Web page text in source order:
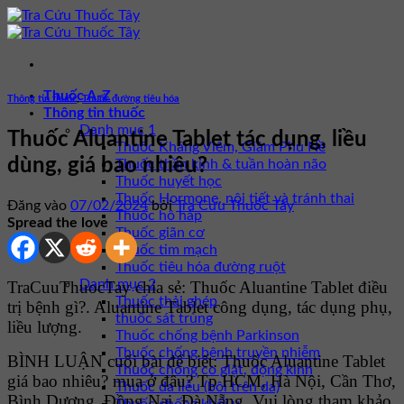
Bỏ
qua
dung
Thuốc A-Z
Thông tin thuốc
Danh mục 1
Thuốc Kháng Viêm, Giảm Phù Nề
Thuốc thần kinh & tuần hoàn não
Thuốc huyết học
Thuốc Hormone, nội tiết và tránh thai
Thuốc hô hấp
Thuốc giãn cơ
Thuốc tim mạch
Thuốc tiêu hóa đường ruột
Danh mục 2
Thuốc thải ghép
thuốc sát trùng
Thuốc chống bệnh Parkinson
Thuốc chống bệnh truyền nhiễm
Thuốc chống co giật, động kinh
Thuốc da liễu (bôi trên da)
Thông tin thuốc,Thuốc đường tiêu hóa
Thuốc Aluantine Tablet tác dụng, liều
dùng, giá bao nhiêu?
Đăng vào 07/02/2024 bởiTra Cứu Thuốc Tây
Spread the love
TraCuuThuocTay chia sẻ: Thuốc Aluantine Tablet điều
trị bệnh gì?. Aluantine Tablet công dụng, tác dụng phụ,
liều lượng.
BÌNH LUẬN cuối bài để biết: Thuốc Aluantine Tablet
giá bao nhiêu? mua ở đâu? Tp HCM, Hà Nội, Cần Thơ,